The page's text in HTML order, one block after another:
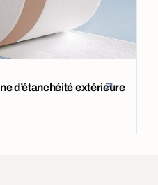
d’étanchéité extérieure